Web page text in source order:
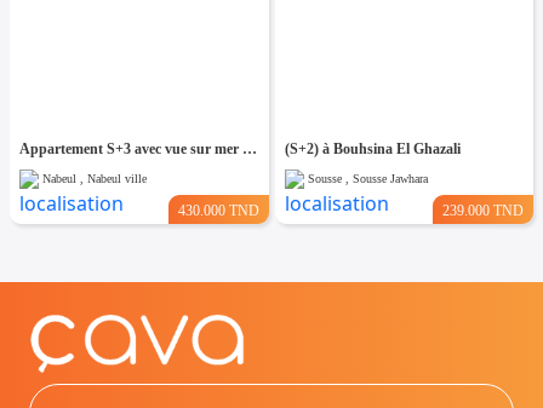
Appartement S+3 avec vue sur mer – 192 m²
Nabeul , Nabeul ville
430.000 TND
(S+2) à Bouhsina El Ghazali
Sousse , Sousse Jawhara
239.000 TND